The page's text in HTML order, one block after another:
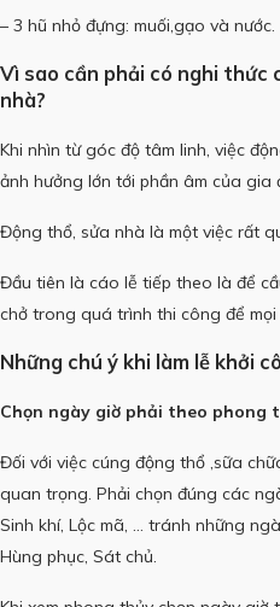
– 3 hũ nhỏ đựng: muối,gạo và nước.
Vì sao cần phải có nghi thức
nhà?
Khi nhìn từ góc độ tâm linh, việc
ảnh hưởng lớn tới phần âm của gia
Động thổ, sửa nhà là một việc rất
Đầu tiên là cáo lễ tiếp theo là để
chở trong quá trình thi công để
Những chú ý khi làm lễ khởi
Chọn ngày giờ phải theo phong
Đối với việc cúng động thổ ,sữa
quan trọng. Phải chọn đúng các
Sinh khí, Lộc mã, … tránh những
Hùng phục, Sát chủ.